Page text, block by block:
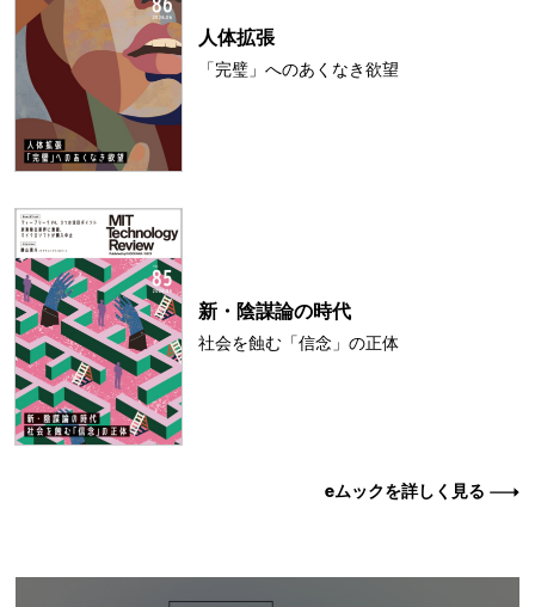
人体拡張
「完璧」へのあくなき欲望
新・陰謀論の時代
社会を蝕む「信念」の正体
eムックを詳しく見る